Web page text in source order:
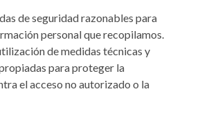
de seguridad razonables para
personal que recopilamos.
de medidas técnicas y
para proteger la
el acceso no autorizado o la